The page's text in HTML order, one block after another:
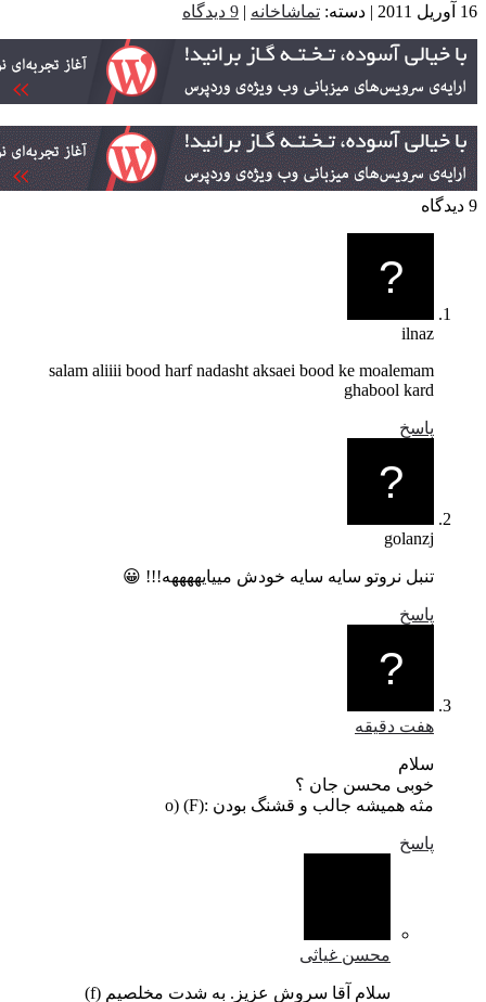
تماشاخانه|9 دیدگاه
ilnaz
salam aliiii bood harf nadasht aksaei bood ke moalemam
ghabool kard
پاسخ
golanzj
تنبل نروتو سایه سایه خودش مییایههههه!!! 😀
پاسخ
هفت دقیقه
سلام
خوبی محسن جان ؟
مثه همیشه جالب و قشنگ بودن :o) (F)
پاسخ
محسن غیاثی
سلام آقا سروش عزیز. به شدت مخلصیم (f)